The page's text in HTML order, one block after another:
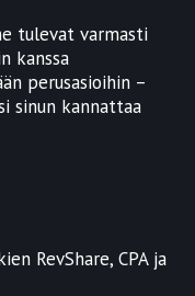
tulevat varmasti
kanssa
perusasioihin –
sinun kannattaa
RevShare, CPA ja